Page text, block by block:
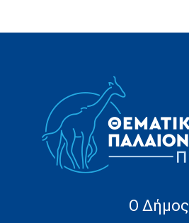
Ο Δήμος